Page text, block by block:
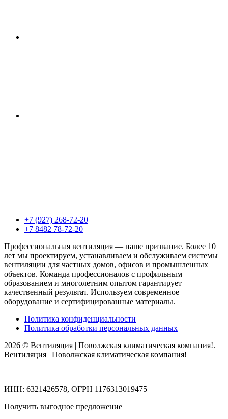
+7 (927) 268-72-20
+7 8482 78-72-20
Профессиональная вентиляция — наше призвание. Более 10
лет мы проектируем, устанавливаем и обслуживаем системы
вентиляции для частных домов, офисов и промышленных
объектов. Команда профессионалов с профильным
образованием и многолетним опытом гарантирует
качественный результат. Используем современное
оборудование и сертифицированные материалы.
Политика конфиденциальности
Политика обработки персональных данных
2026 © Вентиляция | Поволжская климатическая компания!.
Вентиляция | Поволжская климатическая компания!
—
ИНН: 6321426578, ОГРН 1176313019475
Получить выгодное предложение